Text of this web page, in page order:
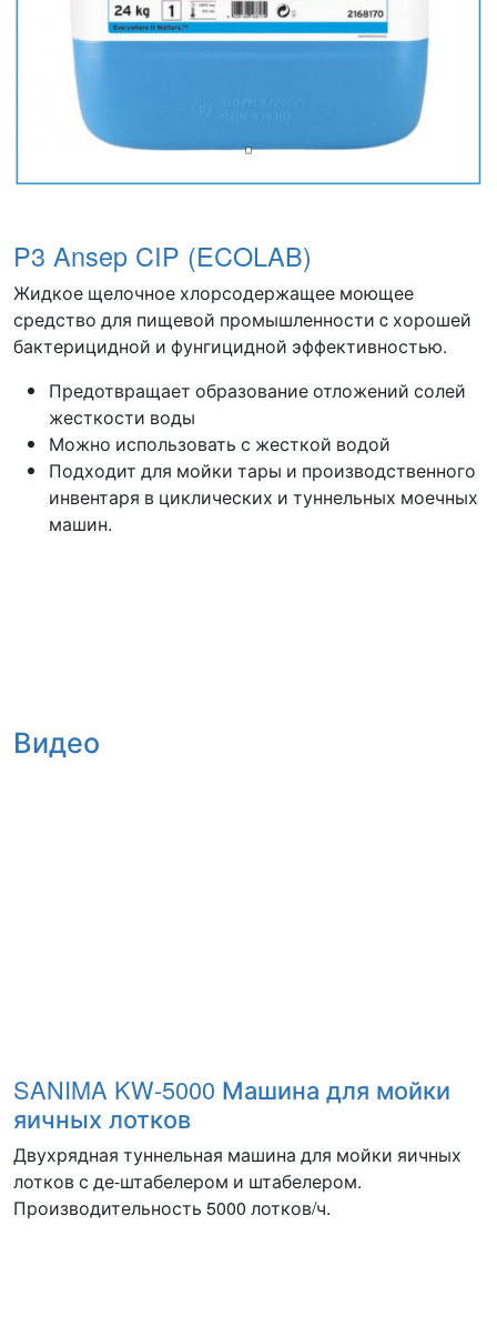
P3 Ansep CIP (ECOLAB)
Жидкое щелочное хлорсодержащее моющее
средство для пищевой промышленности c хорошей
бактерицидной и фунгицидной эффективностью.
Предотвращает образование отложений солей
жесткости воды
Можно использовать с жесткой водой
Подходит для мойки тары и производственного
инвентаря в циклических и туннельных моечных
машин.
Видео
SANIMA KW-5000 Машина для мойки
яичных лотков
Двухрядная туннельная машина для мойки яичных
лотков с де-штабелером и штабелером.
Производительность 5000 лотков/ч.